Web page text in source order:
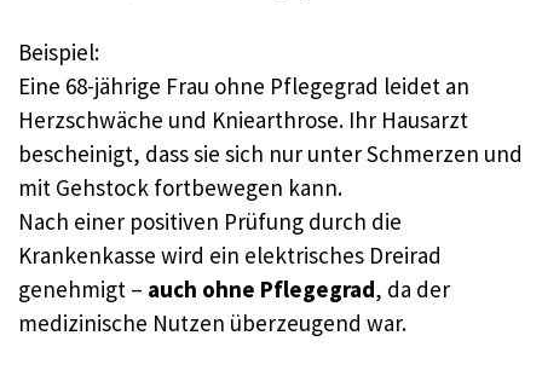
Beispiel:
Eine 68-jährige Frau ohne Pflegegrad leidet an
Herzschwäche und Kniearthrose. Ihr Hausarzt
bescheinigt, dass sie sich nur unter Schmerzen und
mit Gehstock fortbewegen kann.
Nach einer positiven Prüfung durch die
Krankenkasse wird ein elektrisches Dreirad
genehmigt – auch ohne Pflegegrad, da der
medizinische Nutzen überzeugend war.